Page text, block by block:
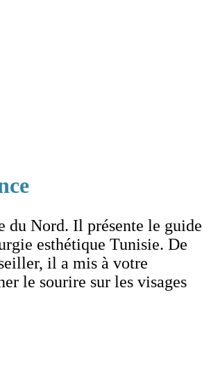
du Nord. Il présente le guide
esthétique Tunisie. De
il a mis à votre
le sourire sur les visages